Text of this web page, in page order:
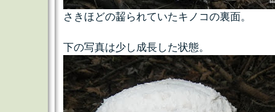
さきほどの齧られていたキノコの裏面。
下の写真は少し成長した状態。